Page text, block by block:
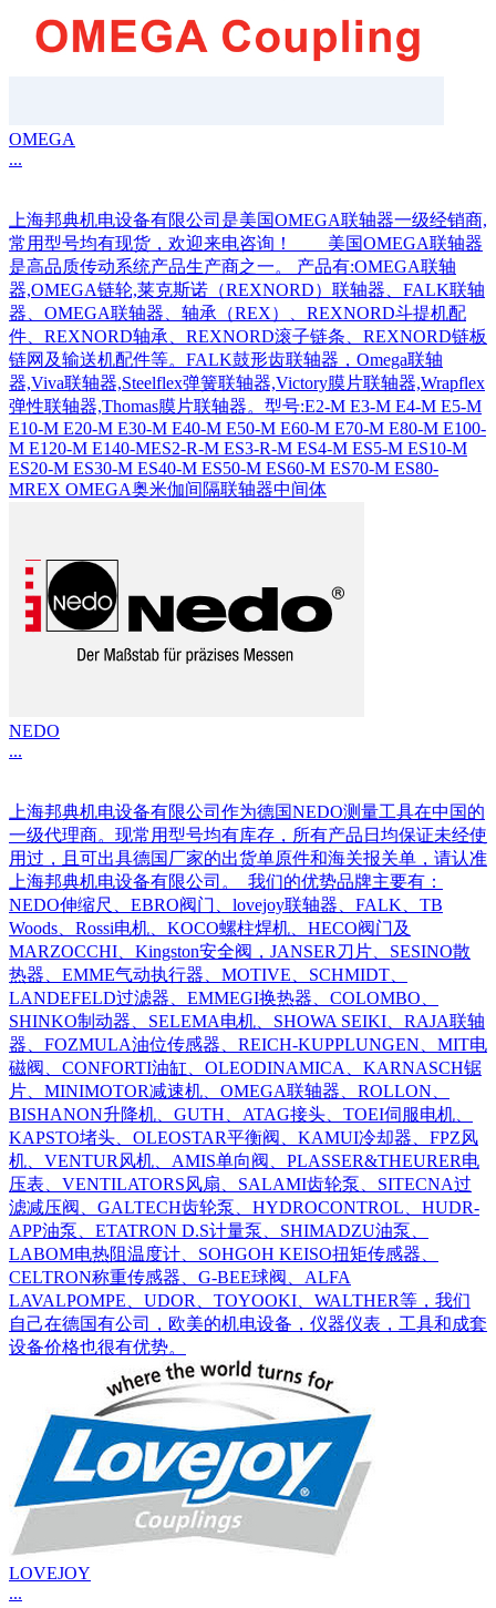
OMEGA
...
上海邦典机电设备有限公司是美国OMEGA联轴器一级经销商,
常用型号均有现货，欢迎来电咨询！ 美国OMEGA联轴器
是高品质传动系统产品生产商之一。 产品有:OMEGA联轴
器,OMEGA链轮,莱克斯诺（REXNORD）联轴器、FALK联轴
器、OMEGA联轴器、轴承（REX）、REXNORD斗提机配
件、REXNORD轴承、REXNORD滚子链条、REXNORD链板
链网及输送机配件等。FALK鼓形齿联轴器，Omega联轴
器,Viva联轴器,Steelflex弹簧联轴器,Victory膜片联轴器,Wrapflex
弹性联轴器,Thomas膜片联轴器。型号:E2-M E3-M E4-M E5-M
E10-M E20-M E30-M E40-M E50-M E60-M E70-M E80-M E100-
M E120-M E140-MES2-R-M ES3-R-M ES4-M ES5-M ES10-M
ES20-M ES30-M ES40-M ES50-M ES60-M ES70-M ES80-
MREX OMEGA奥米伽间隔联轴器中间体
NEDO
...
上海邦典机电设备有限公司作为德国NEDO测量工具在中国的
一级代理商。现常用型号均有库存，所有产品日均保证未经使
用过，且可出具德国厂家的出货单原件和海关报关单，请认准
上海邦典机电设备有限公司。 我们的优势品牌主要有：
NEDO伸缩尺、EBRO阀门、lovejoy联轴器、FALK、TB
Woods、Rossi电机、KOCO螺柱焊机、HECO阀门及
MARZOCCHI、Kingston安全阀，JANSER刀片、SESINO散
热器、EMME气动执行器、MOTIVE、SCHMIDT、
LANDEFELD过滤器、EMMEGI换热器、COLOMBO、
SHINKO制动器、SELEMA电机、SHOWA SEIKI、RAJA联轴
器、FOZMULA油位传感器、REICH-KUPPLUNGEN、MIT电
磁阀、CONFORTI油缸、OLEODINAMICA、KARNASCH锯
片、MINIMOTOR减速机、OMEGA联轴器、ROLLON、
BISHANON升降机、GUTH、ATAG接头、TOEI伺服电机、
KAPSTO堵头、OLEOSTAR平衡阀、KAMUI冷却器、FPZ风
机、VENTUR风机、AMIS单向阀、PLASSER&THEURER电
压表、VENTILATORS风扇、SALAMI齿轮泵、SITECNA过
滤减压阀、GALTECH齿轮泵、HYDROCONTROL、HUDR-
APP油泵、ETATRON D.S计量泵、SHIMADZU油泵、
LABOM电热阻温度计、SOHGOH KEISO扭矩传感器、
CELTRON称重传感器、G-BEE球阀、ALFA
LAVALPOMPE、UDOR、TOYOOKI、WALTHER等，我们
自己在德国有公司，欧美的机电设备，仪器仪表，工具和成套
设备价格也很有优势。
LOVEJOY
...